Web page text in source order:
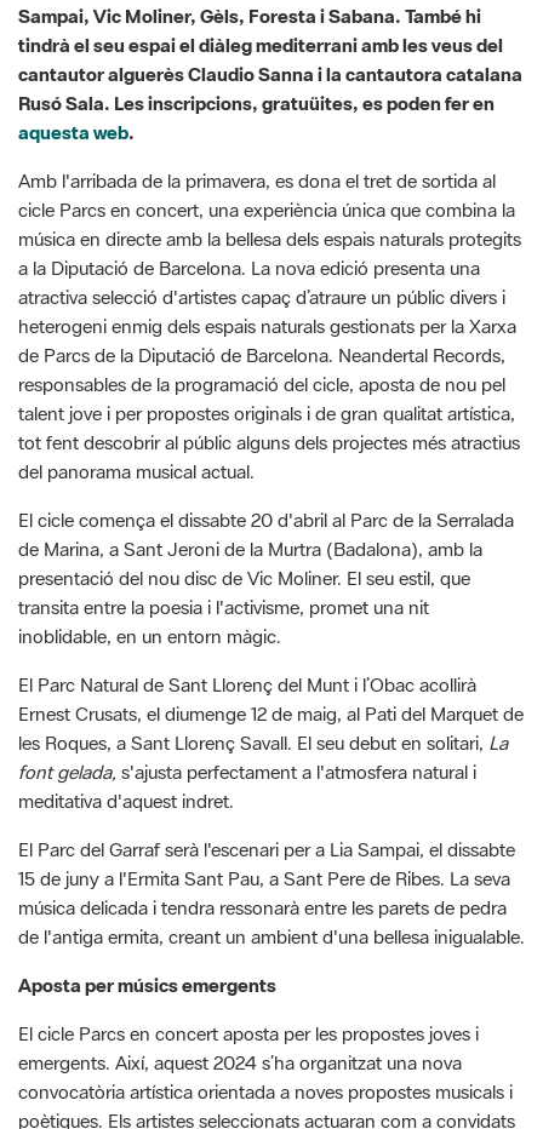
Rusó Sala. Les inscripcions, gratuüites, es poden fer en
aquesta web .
Amb l'arribada de la primavera, es dona el tret de sortida al
cicle Parcs en concert, una experiència única que combina la
música en directe amb la bellesa dels espais naturals protegits
a la Diputació de Barcelona. La nova edició presenta una
atractiva selecció d'artistes capaç d’atraure un públic divers i
heterogeni enmig dels espais naturals gestionats per la Xarxa
de Parcs de la Diputació de Barcelona. Neandertal Records,
responsables de la programació del cicle, aposta de nou pel
talent jove i per propostes originals i de gran qualitat artística,
tot fent descobrir al públic alguns dels projectes més atractius
del panorama musical actual.
El cicle comença el dissabte 20 d'abril al Parc de la Serralada
de Marina, a Sant Jeroni de la Murtra (Badalona), amb la
presentació del nou disc de Vic Moliner. El seu estil, que
transita entre la poesia i l'activisme, promet una nit
inoblidable, en un entorn màgic.
El Parc Natural de Sant Llorenç del Munt i l’Obac acollirà
Ernest Crusats, el diumenge 12 de maig, al Pati del Marquet de
les Roques, a Sant Llorenç Savall. El seu debut en solitari,
font gelada,s'ajusta perfectament a l'atmosfera natural i
meditativa d'aquest indret.
El Parc del Garraf serà l'escenari per a Lia Sampai, el dissabte
15 de juny a l'Ermita Sant Pau, a Sant Pere de Ribes. La seva
música delicada i tendra ressonarà entre les parets de pedra
de l'antiga ermita, creant un ambient d'una bellesa inigualable.
Aposta per músics emergents
El cicle Parcs en concert aposta per les propostes joves i
emergents. Així, aquest 2024 s’ha organitzat una nova
convocatòria artística orientada a noves propostes musicals i
poètiques. Els artistes seleccionats actuaran com a convidats
a diversos concerts del cicle. Un d’ells és el cantautor garrotxí
Joan Bramon, qui el diumenge 14 de juliol actuarà juntament
amb Sabana al Parc Natural i Reserva de la Biosfera del